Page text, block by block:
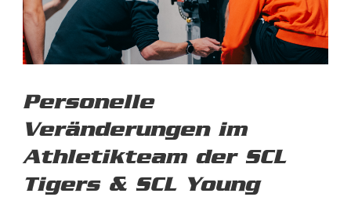
Personelle
Veränderungen im
Athletikteam der SCL
Tigers & SCL Young